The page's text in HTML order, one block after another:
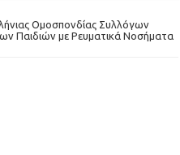
Ομοσπονδίας Συλλόγων
Παιδιών με Ρευματικά Νοσήματα